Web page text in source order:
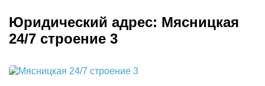
Юридический адрес: Мясницкая
24/7 строение 3